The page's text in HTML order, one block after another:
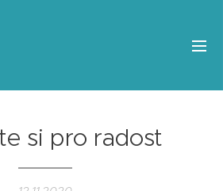
si pro radost